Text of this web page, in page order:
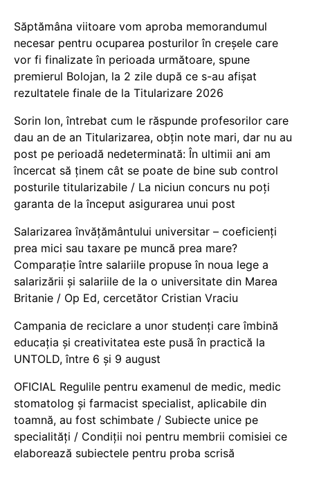
Săptămâna viitoare vom aproba memorandumul
necesar pentru ocuparea posturilor în creșele care
vor fi finalizate în perioada următoare, spune
premierul Bolojan, la 2 zile după ce s-au afișat
rezultatele finale de la Titularizare 2026
Sorin Ion, întrebat cum le răspunde profesorilor care
dau an de an Titularizarea, obțin note mari, dar nu au
post pe perioadă nedeterminată: În ultimii ani am
încercat să ținem cât se poate de bine sub control
posturile titularizabile / La niciun concurs nu poți
garanta de la început asigurarea unui post
Salarizarea învățământului universitar – coeficienți
prea mici sau taxare pe muncă prea mare?
Comparație între salariile propuse în noua lege a
salarizării și salariile de la o universitate din Marea
Britanie / Op Ed, cercetător Cristian Vraciu
Campania de reciclare a unor studenți care îmbină
educația și creativitatea este pusă în practică la
UNTOLD, între 6 și 9 august
OFICIAL Regulile pentru examenul de medic, medic
stomatolog și farmacist specialist, aplicabile din
toamnă, au fost schimbate / Subiecte unice pe
specialități / Condiții noi pentru membrii comisiei ce
elaborează subiectele pentru proba scrisă